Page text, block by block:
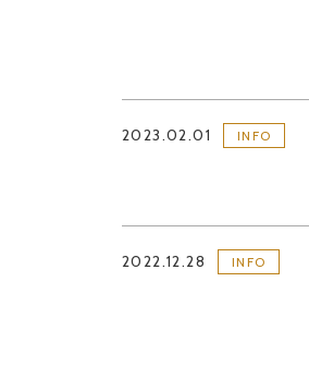
2023.02.01 INFO
2022.12.28 INFO